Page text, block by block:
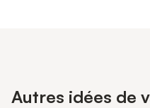
Autres idées de